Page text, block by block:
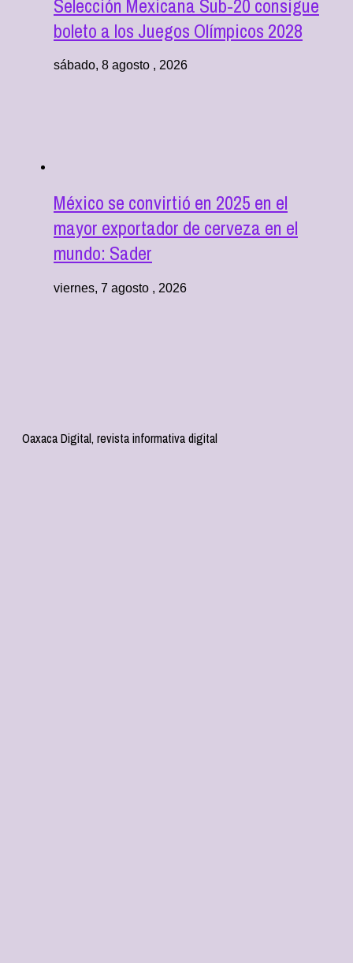
Selección Mexicana Sub-20 consigue
boleto a los Juegos Olímpicos 2028
sábado, 8 agosto , 2026
México se convirtió en 2025 en el
mayor exportador de cerveza en el
mundo: Sader
viernes, 7 agosto , 2026
Oaxaca Digital, revista informativa digital